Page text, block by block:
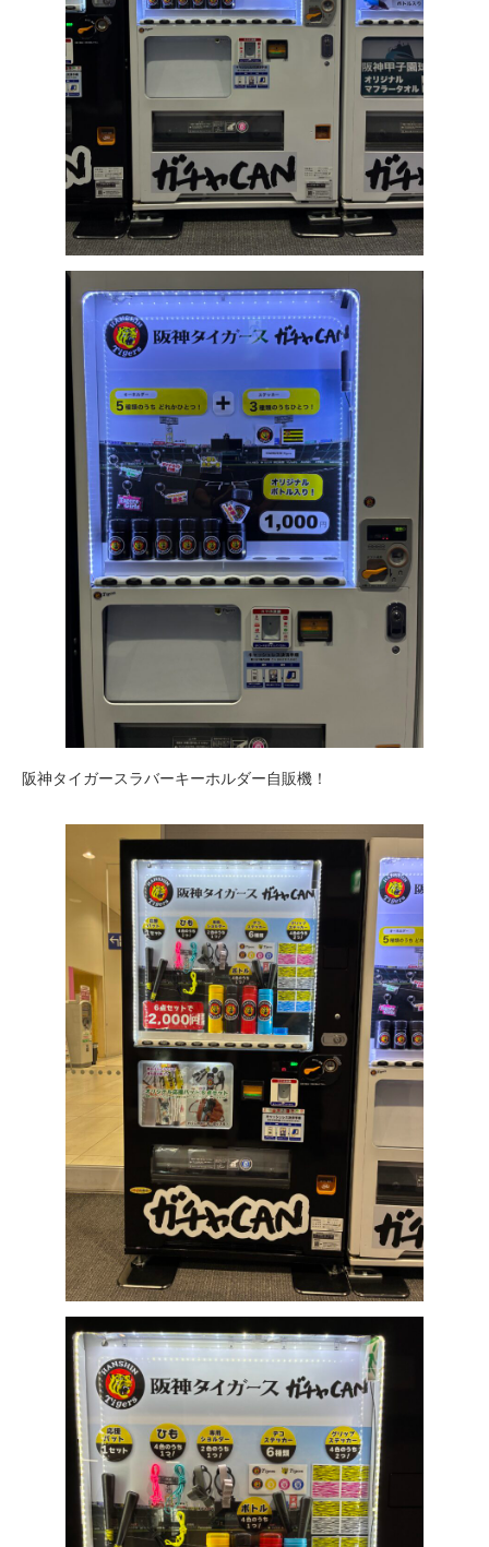
阪神タイガースラバーキーホルダー自販機！